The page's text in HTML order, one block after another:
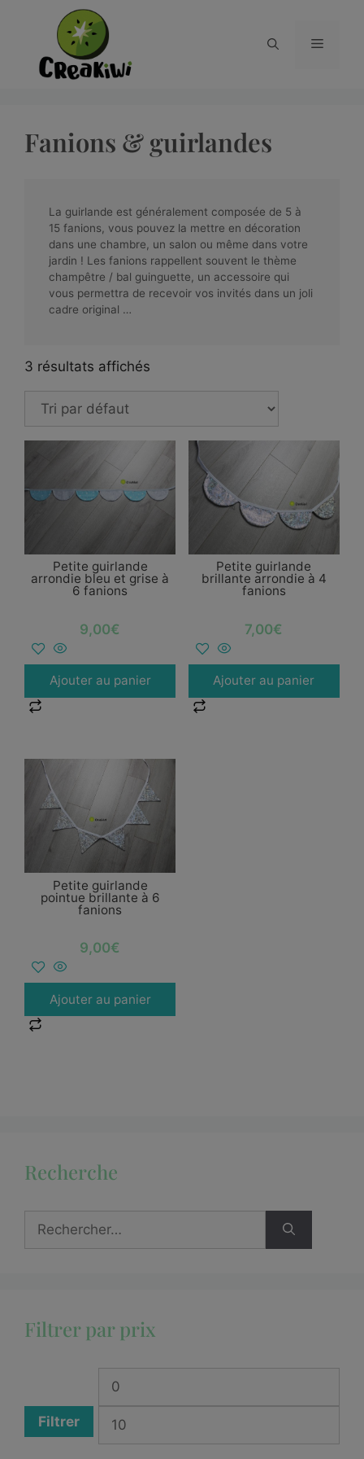
Fanions & guirlandes
La guirlande est généralement composée de 5 à
15 fanions, vous pouvez la mettre en décoration
dans une chambre, un salon ou même dans votre
jardin ! Les fanions rappellent souvent le thème
champêtre / bal guinguette, un accessoire qui
vous permettra de recevoir vos invités dans un joli
cadre original …
3 résultats affichés
Petite guirlande
arrondie bleu et grise à
6 fanions
9,00€
Ajouter au panier
Petite guirlande
brillante arrondie à 4
fanions
7,00€
Ajouter au panier
Petite guirlande
pointue brillante à 6
fanions
9,00€
Ajouter au panier
Recherche
Filtrer par prix
Filtrer